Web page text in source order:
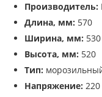
Производитель:
Длина, мм: 570
Ширина, мм: 530
Высота, мм: 520
Тип:
Напряжение: